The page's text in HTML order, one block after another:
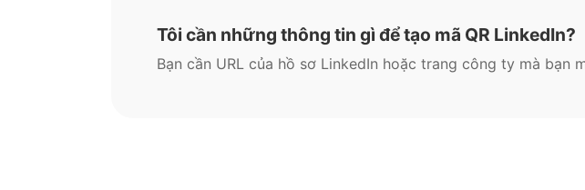
Tôi cần những thông tin gì để tạo mã QR LinkedIn?
Bạn cần URL của hồ sơ LinkedIn hoặc trang công ty mà bạn